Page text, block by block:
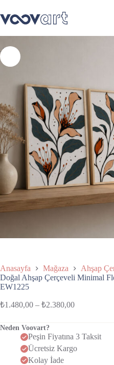
₺1.480,00 –₺2.380,00
-21%
Anasayfa Mağaza
Ahşap
Doğal Ahşap Çerçeveli Minimal
EW1225
₺1.480,00 – ₺2.380,00
Neden Voovart?
Peşin Fiyatına 3 Taksit
Ücretsiz Kargo
Kolay İade